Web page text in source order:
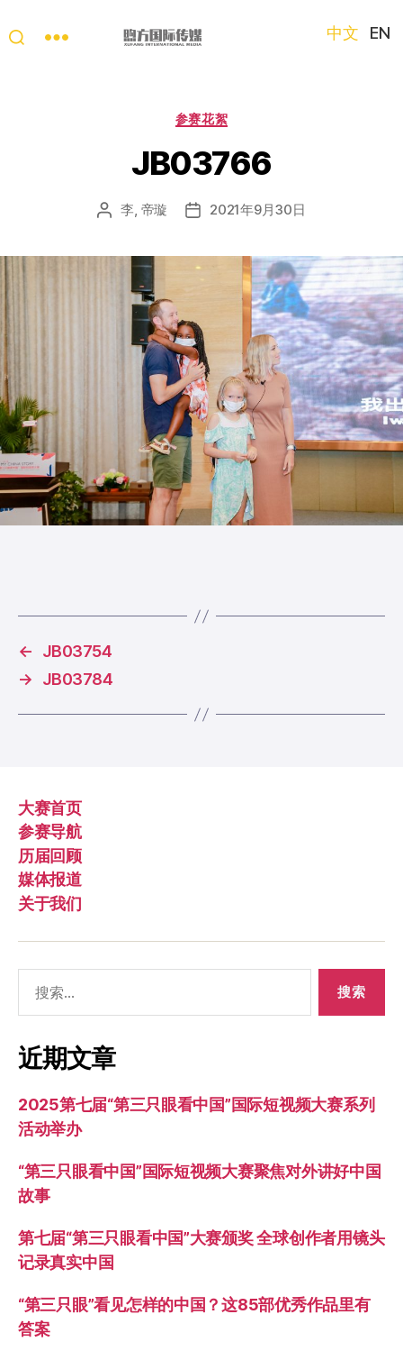
只
眼
看
中
国
短
视
赛
中文 EN
分
参赛花絮
JB03766
文 李, 帝璇
发
期
2021年9月30日
←
JB03754
→
JB03784
大赛首页
参赛导航
历届回顾
媒体报道
关于我们
索：
近期文章
2025第七届“第三只眼看中国”国际短视频大赛系列
活动举办
“第三只眼看中国”国际短视频大赛聚焦对外讲好中国
故事
第七届“第三只眼看中国”大赛颁奖 全球创作者用镜头
记录真实中国
“第三只眼”看见怎样的中国？这85部优秀作品里有
答案